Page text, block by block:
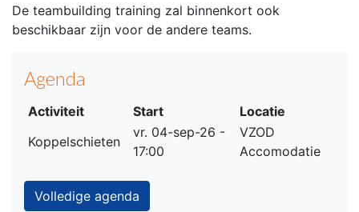
De teambuilding training zal binnenkort ook
beschikbaar zijn voor de andere teams.
Agenda
Activiteit Start
Locatie
Koppelschieten
vr. 04-sep-26 -
17:00
VZOD
Accomodatie
Volledige agenda